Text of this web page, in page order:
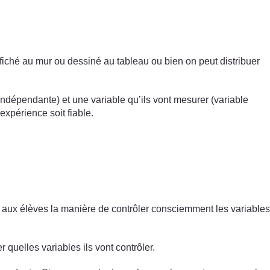
au mur ou dessiné au tableau ou bien on peut distribuer
et une variable qu’ils vont mesurer (variable
soit fiable.
élèves la manière de contrôler consciemment les variables
quelles variables ils vont contrôler.